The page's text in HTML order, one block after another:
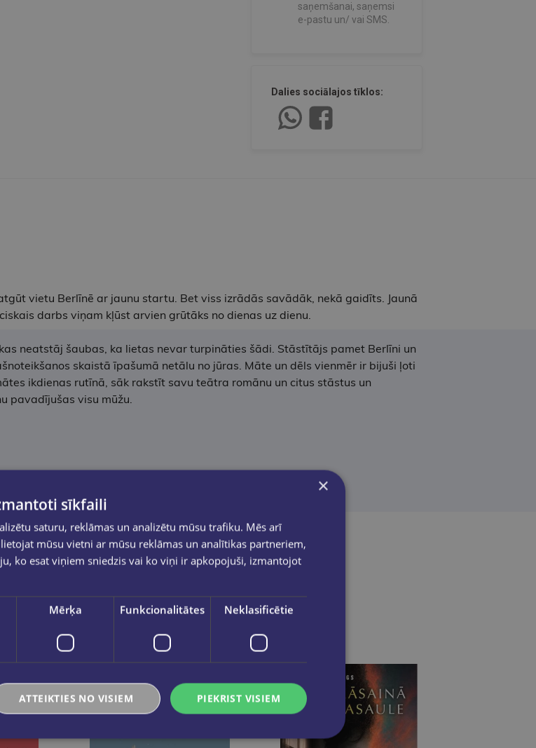
saņemšanai, saņemsi
e-pastu un/ vai SMS.
Dalies sociālajos tīklos:
vietu Berlīnē ar jaunu startu. Bet viss izrādās savādāk, nekā gaidīts. Jaunā
darbs viņam kļūst arvien grūtāks no dienas uz dienu.
neatstāj šaubas, ka lietas nevar turpināties šādi. Stāstītājs pamet Berlīni un
skaistā īpašumā netālu no jūras. Māte un dēls vienmēr ir bijuši ļoti
ikdienas rutīnā, sāk rakstīt savu teātra romānu un citus stāstus un
pavadījušas visu mūžu.
×
sīkfaili
saturu, reklāmas un analizētu mūsu trafiku. Mēs arī
mūsu vietni ar mūsu reklāmas un analītikas partneriem,
ko esat viņiem sniedzis vai ko viņi ir apkopojuši, izmantojot
Mērķa Funkcionalitātes Neklasificētie
PIEKRIST VISIEM
ATTEIKTIES NO VISIEM